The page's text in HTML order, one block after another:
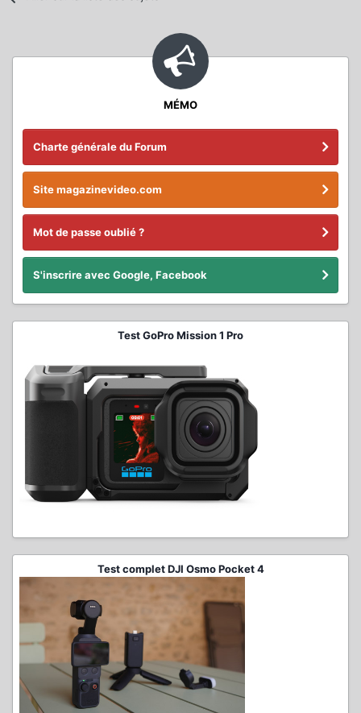
MÉMO
Charte générale du Forum
Site magazinevideo.com
Mot de passe oublié ?
S'inscrire avec Google, Facebook
Test GoPro Mission 1 Pro
Test complet DJI Osmo Pocket 4